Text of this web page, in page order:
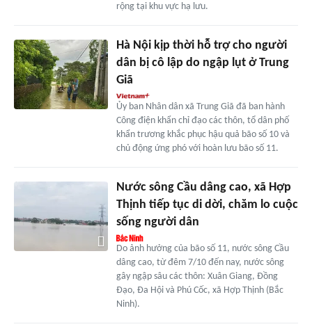
rộng tại khu vực hạ lưu.
Hà Nội kịp thời hỗ trợ cho người
dân bị cô lập do ngập lụt ở Trung
Giã
Ủy ban Nhân dân xã Trung Giã đã ban hành
Công điện khẩn chỉ đạo các thôn, tổ dân phố
khẩn trương khắc phục hậu quả bão số 10 và
chủ động ứng phó với hoàn lưu bão số 11.
Nước sông Cầu dâng cao, xã Hợp
Thịnh tiếp tục di dời, chăm lo cuộc
sống người dân
Do ảnh hưởng của bão số 11, nước sông Cầu
dâng cao, từ đêm 7/10 đến nay, nước sông
gây ngập sâu các thôn: Xuân Giang, Đồng
Đạo, Đa Hội và Phú Cốc, xã Hợp Thịnh (Bắc
Ninh).